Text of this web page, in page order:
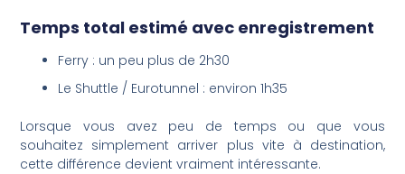
Temps total estimé avec enregistrement
Ferry : un peu plus de 2h30
Le Shuttle / Eurotunnel : environ 1h35
Lorsque vous avez peu de temps ou que vous
souhaitez simplement arriver plus vite à destination,
cette différence devient vraiment intéressante.